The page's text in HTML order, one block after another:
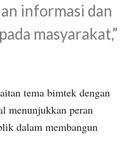
informasi dan
masyarakat,”
tema bimtek dengan
menunjukkan peran
dalam membangun